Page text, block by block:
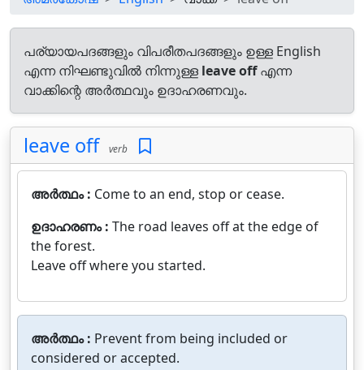
പര്യായപദങ്ങളും വിപരീതപദങ്ങളും ഉള്ള English
എന്ന നിഘണ്ടുവിൽ നിന്നുള്ള leave offഎന്ന
വാക്കിന്റെ അർത്ഥവും ഉദാഹരണവും.
leave off verb
അർത്ഥം : Come to an end, stop or cease.
ഉദാഹരണം : The road leaves off at the edge of
the forest.
Leave off where you started.
അർത്ഥം : Prevent from being included or
considered or accepted.